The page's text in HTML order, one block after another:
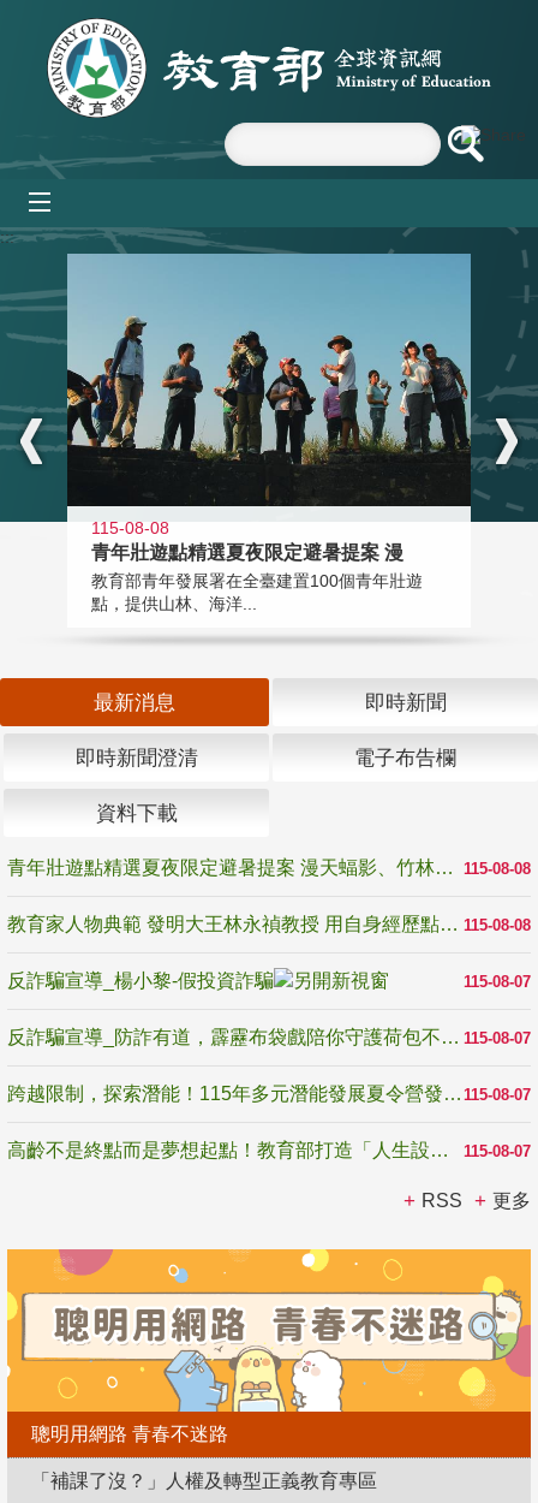
跳到主要內容區塊
:::
115-08-08
青年壯遊點精選夏夜限定避暑提案 漫
教育部青年發展署在全臺建置100個青年壯遊
點，提供山林、海洋...
最新消息 即時新聞
即時新聞澄清 電子布告欄
資料下載
115-08-08
青年壯遊點精選夏夜限定避暑提案 漫天蝠影、竹林尋蛙、茶香夜觀 邀青年暮色出發
115-08-08
教育家人物典範 發明大王林永禎教授 用自身經歷點亮學生的路
115-08-07
反詐騙宣導_楊小黎-假投資詐騙
115-08-07
反詐騙宣導_防詐有道，霹靂布袋戲陪你守護荷包不受騙
115-08-07
跨越限制，探索潛能！115年多元潛能發展夏令營發掘生命無限可能
115-08-07
高齡不是終點而是夢想起點！教育部打造「人生設計夢工場」 參展第3屆高齡健康產業博覽會
RSS 更多
聰明用網路 青春不迷路
「補課了沒？」人權及轉型正義教育專區